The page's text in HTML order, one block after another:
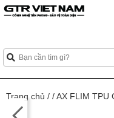
Trang chủ / /AX FLIM TPU